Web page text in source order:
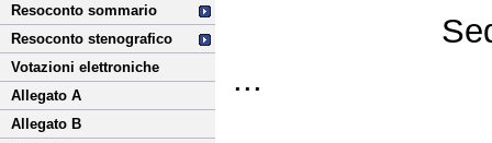
Resoconto sommario
Resoconto stenografico
Votazioni elettroniche
Allegato A
Allegato B
...